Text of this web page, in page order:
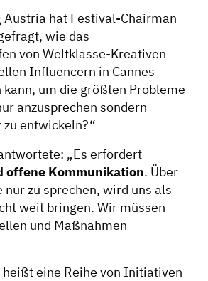
hat Festival-Chairman
wie das
von Weltklasse-Kreativen
Influencern in Cannes
kann, um die größten Probleme
anzusprechen sondern
zu entwickeln?“
„Es erfordert
offene Kommunikation. Über
nur zu sprechen, wird uns als
weit bringen. Wir müssen
und Maßnahmen
heißt eine Reihe von Initiativen